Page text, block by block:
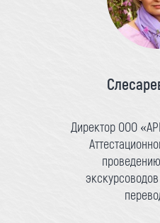
Директор ООО